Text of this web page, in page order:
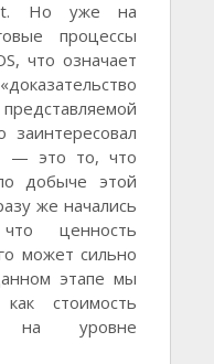
Но уже на
процессы
что означает
— это то, что
добыче этой
же начались
ценность
может сильно
этапе мы
стоимость
на уровне